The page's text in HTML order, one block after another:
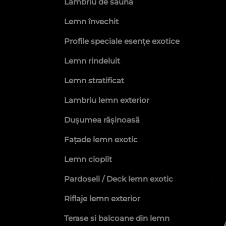
delacuri și tratamente pentru
solicita oferte personalizate!
Lemn învechit
Profile speciale esențe exotice
Lemn rindeluit
Lemn stratificat
Lambriu lemn exterior
Dușumea rășinoasă
Fațade lemn exotic
Lemn cioplit
Pardoseli / Deck lemn exotic
Riflaje lemn exterior
Terase si balcoane din lemn